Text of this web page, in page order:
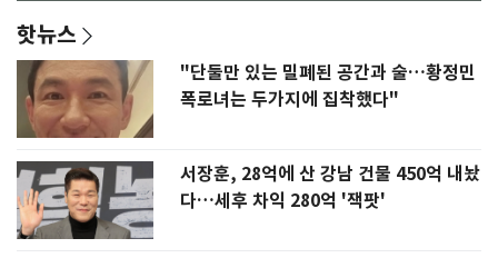
핫뉴스
"단둘만 있는 밀폐된 공간과 술…황정민
폭로녀는 두가지에 집착했다"
서장훈, 28억에 산 강남 건물 450억 내놨
다…세후 차익 280억 '잭팟'